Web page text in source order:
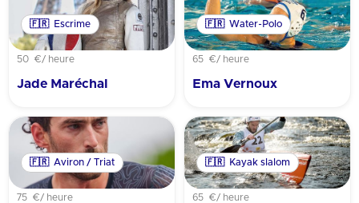
🇫🇷 Escrime
50 €/ heure
Jade Maréchal
🇫🇷 Water-Polo
65 €/ heure
Ema Vernoux
🇫🇷 Aviron / Triat
75 €/ heure
🇫🇷 Kayak slalom
65 €/ heure